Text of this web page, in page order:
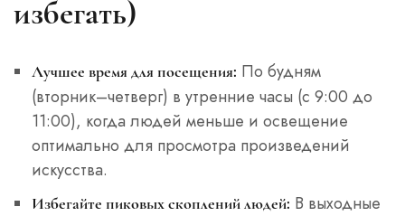
избегать)
Лучшее время для посещения: По будням
(вторник–четверг) в утренние часы (с 9:00 до
11:00), когда людей меньше и освещение
оптимально для просмотра произведений
искусства.
Избегайте пиковых скоплений людей: В выходные